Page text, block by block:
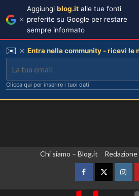
Chi siamo – Blog.it Redazione
FacebookTwitter
Aggiungi blog.it alle tue fonti
preferite su Google per restare
sempre informato
✉️ Entra nella community - ricevi le
Clicca qui per inserire i tuoi dati